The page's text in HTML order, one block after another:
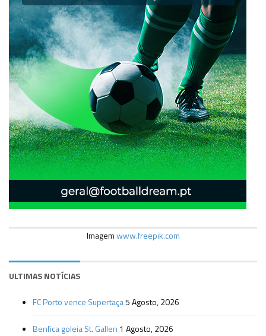
Imagemwww.freepik.com
ULTIMAS NOTÍCIAS
FC Porto vence Supertaça5 Agosto, 2026
Benfica goleia St. Gallen 1 Agosto, 2026